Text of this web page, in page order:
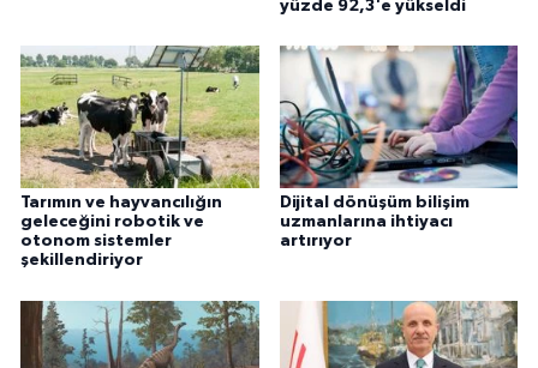
yüzde 92,3'e yükseldi
Tarımın ve hayvancılığın
geleceğini robotik ve
otonom sistemler
şekillendiriyor
Dijital dönüşüm bilişim
uzmanlarına ihtiyacı
artırıyor